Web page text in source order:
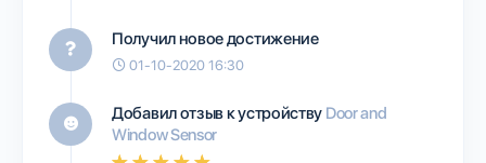
Получил новое достижение
01-10-2020 16:30
Добавил отзыв к устройству Door and
Window Sensor